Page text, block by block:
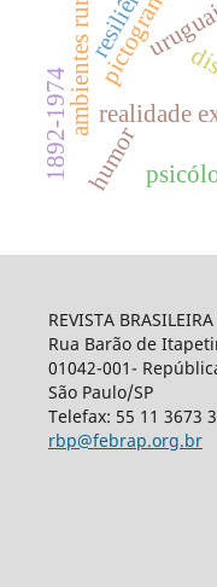
realidade
ambientes rurais
1892-1974 humor
REVISTA
Rua Barão de
01042-001-
São Paulo/SP
Telefax: 55 11 3673
rbp@febrap.org.br